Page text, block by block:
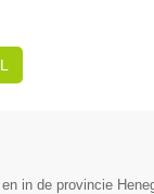
in de provincie